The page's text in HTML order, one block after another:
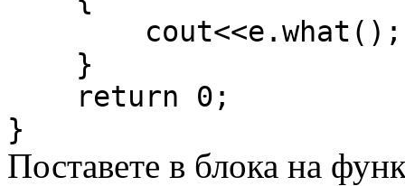
cout<<e.what();
}
return 0;
}
Поставете в блока на